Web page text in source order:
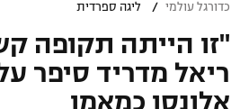
גביע הטוטו
ליגת האלופות
ליגה אירופית
כדורסל ישראלי
ליגת ווינר סל
כדורגל עולמי / ליגה ספרדית
"זו הייתה תקופה
ריאל מדריד סיפר
אלונסו כמאמן